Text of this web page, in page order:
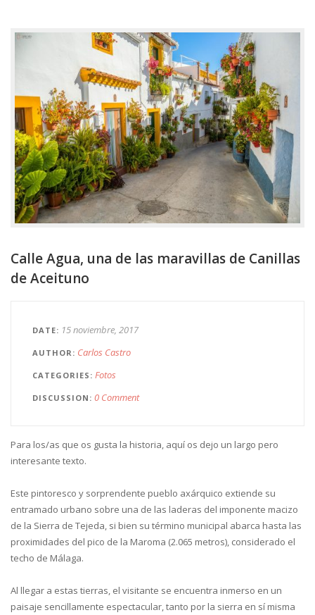
Calle Agua, una de las maravillas de Canillas
de Aceituno
DATE 15 noviembre, 2017
AUTHOR Carlos Castro
CATEGORIES Fotos
DISCUSSION 0 Comment
Para los/as que os gusta la historia, aquí os dejo un largo pero
interesante texto.
Este pintoresco y sorprendente pueblo axárquico extiende su
entramado urbano sobre una de las laderas del imponente macizo
de la Sierra de Tejeda, si bien su término municipal abarca hasta las
proximidades del pico de la Maroma (2.065 metros), considerado el
techo de Málaga.
Al llegar a estas tierras, el visitante se encuentra inmerso en un
paisaje sencillamente espectacular, tanto por la sierra en sí misma